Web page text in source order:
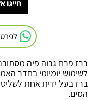
חייגו אלינו:
ברז פרח גבוה פיה
לשימוש יומיומי בחדר
ברז בעל ידית אחת
המים.